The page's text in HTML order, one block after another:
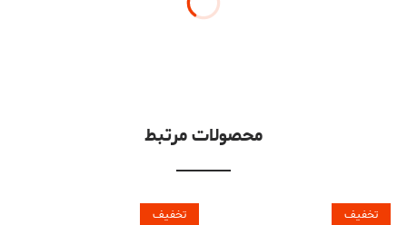
محصولات مرتبط
تخفیف تخفیف